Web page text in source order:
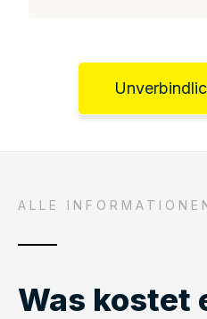
ALLE
Was kostet